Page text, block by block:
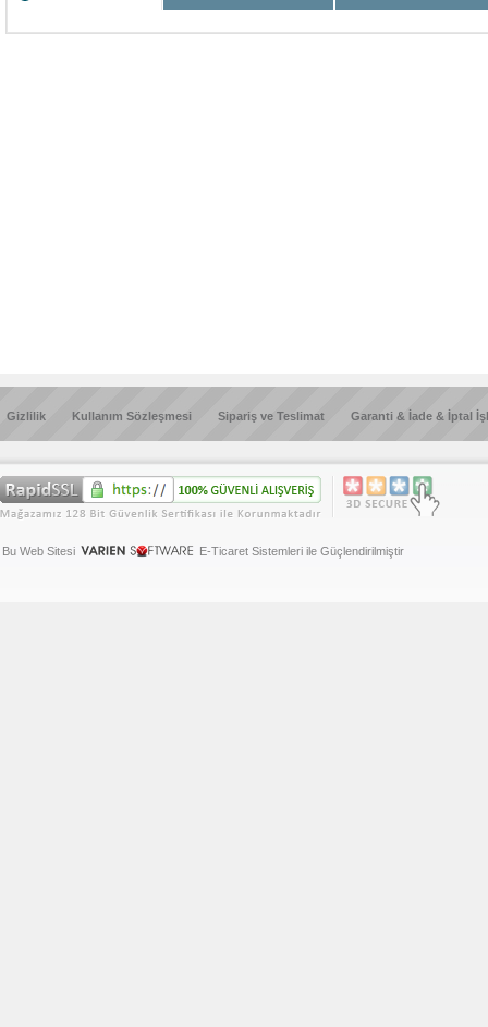
Gizlilik Kullanım Sözleşmesi Sipariş ve Teslimat Garanti & İade & İptal
Bu Web Sitesi E-Ticaret Sistemleri ile Güçlendirilmiştir